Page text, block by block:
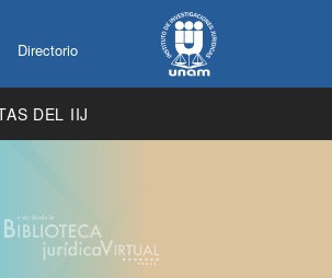
Directorio
DEL IIJ